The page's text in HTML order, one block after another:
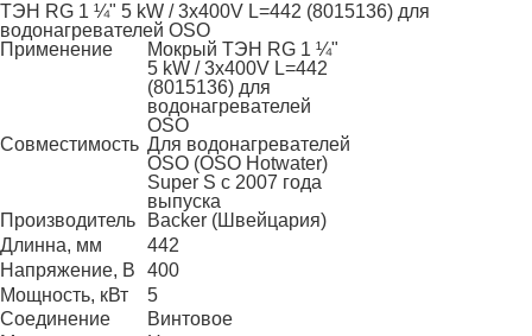
ТЭН RG 1 ¼" 5 kW / 3x400V L=442 (8015136) для
водонагревателей OSO
Применение
Мокрый ТЭН RG 1 ¼"
5 kW / 3x400V L=442
(8015136) для
водонагревателей
OSO
Совместимость Для водонагревателей
OSO (OSO Hotwater)
Super S с 2007 года
выпуска
Производитель
Backer (Швейцария)
Длинна, мм
442
Напряжение, В
400
Мощность, кВт
5
Соединение
Винтовое